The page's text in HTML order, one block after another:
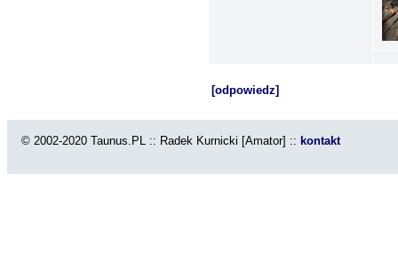
[odpowiedz]
© 2002-2020 Taunus.PL :: Radek Kurnicki [Amator] :: kontakt